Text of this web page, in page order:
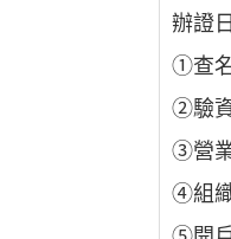
辦證
①查
②驗
③營
④組